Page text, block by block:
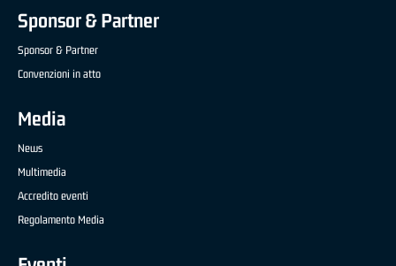
Sponsor & Partner
Sponsor & Partner
Convenzioni in atto
Media
News
Multimedia
Accredito eventi
Regolamento Media